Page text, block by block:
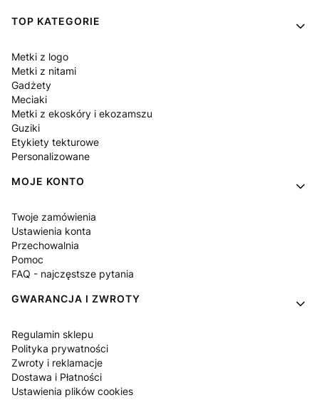
Linki w stopce
TOP KATEGORIE
Metki z logo
Metki z nitami
Gadżety
Meciaki
Metki z ekoskóry i ekozamszu
Guziki
Etykiety tekturowe
Personalizowane
MOJE KONTO
Twoje zamówienia
Ustawienia konta
Przechowalnia
Pomoc
FAQ - najczęstsze pytania
GWARANCJA I ZWROTY
Regulamin sklepu
Polityka prywatności
Zwroty i reklamacje
Dostawa i Płatności
Ustawienia plików cookies